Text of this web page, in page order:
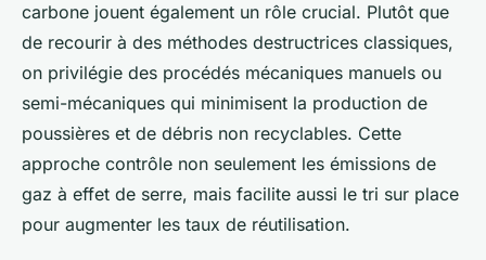
carbone jouent également un rôle crucial. Plutôt que
de recourir à des méthodes destructrices classiques,
on privilégie des procédés mécaniques manuels ou
semi-mécaniques qui minimisent la production de
poussières et de débris non recyclables. Cette
approche contrôle non seulement les émissions de
gaz à effet de serre, mais facilite aussi le tri sur place
pour augmenter les taux de réutilisation.